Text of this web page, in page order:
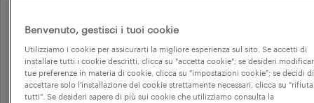
(m/f/nb)
pordenone, friuli-venezia giulia
tempo indeterminato
28.000 € - 34.000 € annuale
Benvenuto, gestisci i tuoi cookie
Utilizziamo i cookie per assicurarti la migliore esperienza sul sito. Se accetti di
installare tutti i cookie descritti, clicca su "accetta cookie"; se desideri
tue preferenze in materia di cookie, clicca su "impostazioni cookie"; se decidi di
accettare solo l'installazione dei cookie strettamente necessari, clicca su "rifiuta
tutti". Se desideri sapere di più sui cookie che utilizziamo consulta la